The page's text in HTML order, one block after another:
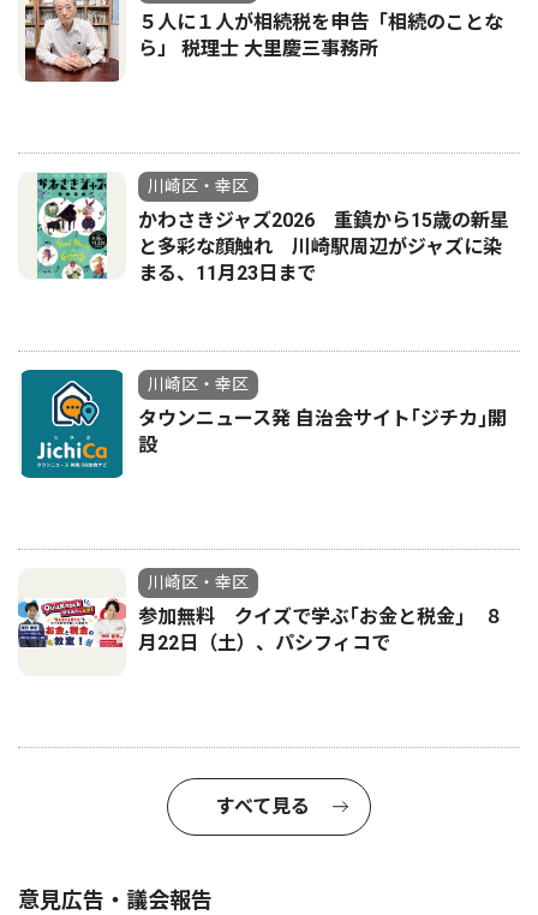
５人に１人が相続税を申告「相続のことな
ら」 税理士 大里慶三事務所
川崎区・幸区
かわさきジャズ2026 重鎮から15歳の新星
と多彩な顔触れ 川崎駅周辺がジャズに染
まる、11月23日まで
川崎区・幸区
タウンニュース発 自治会サイト｢ジチカ｣開
設
川崎区・幸区
参加無料 クイズで学ぶ｢お金と税金｣ ８
月22日（土）、パシフィコで
すべて見る
意見広告・議会報告